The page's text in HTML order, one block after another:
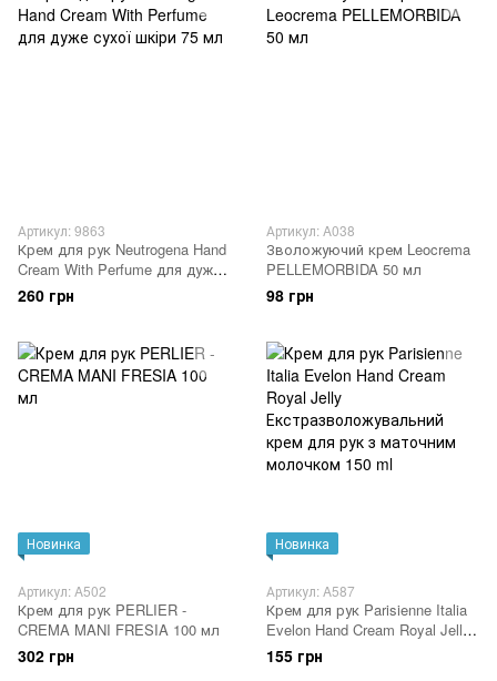
Артикул: 9863
Крем для рук Neutrogena Hand
Cream With Perfume для дуже
сухої шкіри 75 мл
260 грн
Артикул: A038
Зволожуючий крем Leocrema
PELLEMORBIDA 50 мл
98 грн
Новинка
Артикул: A502
Крем для рук PERLIER -
CREMA MANI FRESIA 100 мл
302 грн
Новинка
Артикул: A587
Крем для рук Parisienne Italia
Evelon Hand Cream Royal Jelly
Екстразволожувальний крем
для рук з маточним молочком
155 грн